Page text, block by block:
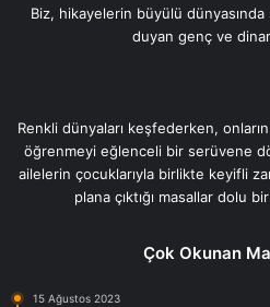
Biz, hikayelerin büyülü
duyan genç ve
Renkli dünyaları keşfederken,
öğrenmeyi eğlenceli bir serüvene
ailelerin çocuklarıyla birlikte keyifli
plana çıktığı masallar dolu
Çok Okunan
15 Ağustos 2023